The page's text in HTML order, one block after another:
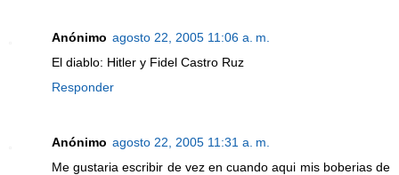
Anónimo agosto 22, 2005 11:06 a. m.
El diablo: Hitler y Fidel Castro Ruz
Responder
Anónimo agosto 22, 2005 11:31 a. m.
Me gustaria escribir de vez en cuando aqui mis boberias de